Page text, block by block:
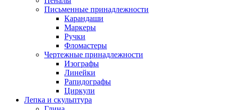
Письменные принадлежности
Карандаши
Маркеры
Ручки
Фломастеры
Чертежные принадлежности
Изографы
Линейки
Рапидографы
Циркули
Лепка и скульптура